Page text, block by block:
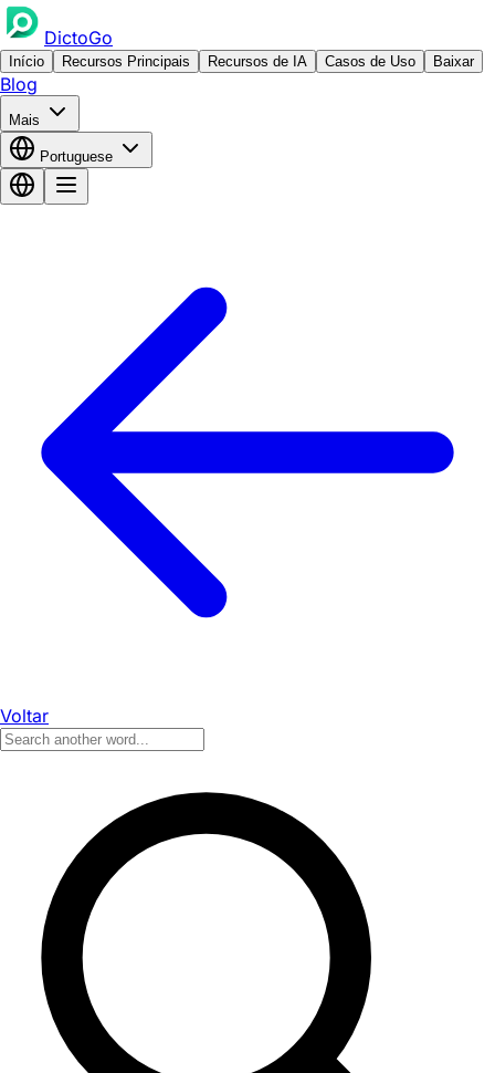
DictoGo
Início Recursos Principais Recursos de IA Casos de Uso Baixar
Blog
Mais
Portuguese
Voltar